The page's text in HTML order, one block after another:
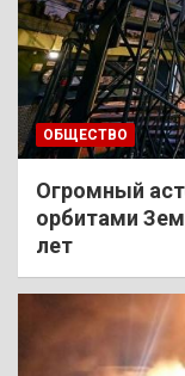
ОБЩЕСТВО
Огромный
орбитами
лет